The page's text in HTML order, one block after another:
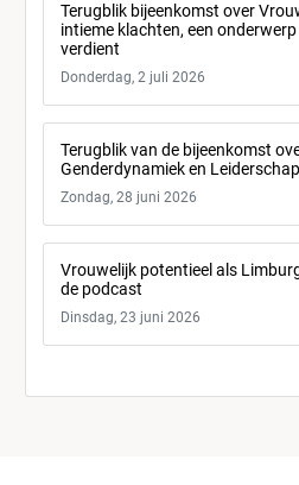
Terugblik bijeenkomst over
intieme klachten, een
verdient
Donderdag, 2 juli 2026
Terugblik van de bijeenkomst
Genderdynamiek en Leiderschap
Zondag, 28 juni 2026
Vrouwelijk potentieel als
de podcast
Dinsdag, 23 juni 2026